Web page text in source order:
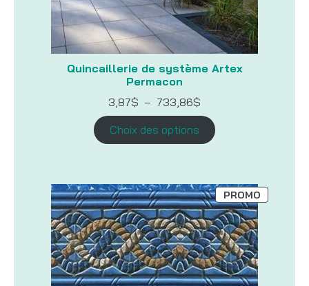
Quincaillerie de système Artex
Permacon
3,87$ – 733,86$
prix :
3,87$
à
Choix des options
PROMOPRODUIT
EN